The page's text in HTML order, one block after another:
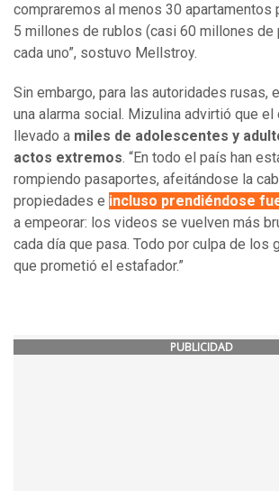
compraremos al menos 30 apartamentos
5 millones de rublos (casi 60 millones
cada uno”, sostuvo Mellstroy.
Sin embargo, para las autoridades rusas,
una alarma social. Mizulina advirtió que el
llevado a miles de adolescentes y
actos extremos. “En todo el país han
rompiendo pasaportes, afeitándose la
propiedades e incluso prendiéndose
a empeorar: los videos se vuelven más
cada día que pasa. Todo por culpa de los
que prometió el estafador.”
PUBLICIDAD